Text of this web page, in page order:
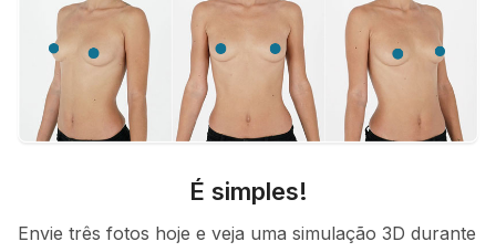
É simples!
Envie três fotos hoje e veja uma simulação 3D durante